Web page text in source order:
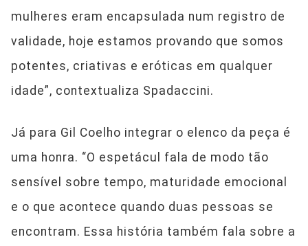
mulheres eram encapsulada num registro de
validade, hoje estamos provando que somos
potentes, criativas e eróticas em qualquer
idade”, contextualiza Spadaccini.
Já para Gil Coelho integrar o elenco da peça é
uma honra. “O espetácul fala de modo tão
sensível sobre tempo, maturidade emocional
e o que acontece quando duas pessoas se
encontram. Essa história também fala sobre a